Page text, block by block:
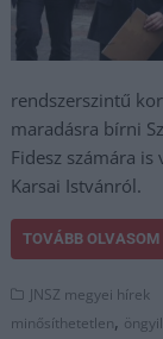
rendszerszintű
maradásra bírni
Fidesz számára
Karsai Istvánról.
TOVÁBB OLVASOM
JNSZ megyei hírek
minősíthetetlen,